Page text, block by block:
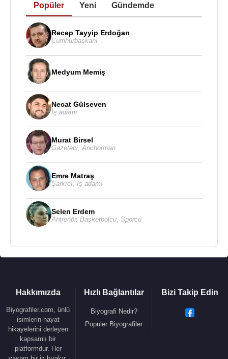
Popüler Yeni Gündemde
Recep Tayyip Erdoğan
Cumhurbaşkanı
Medyum Memiş
Necat Gülseven
İş adamı
Murat Birsel
Gazeteci Anchorman
Emre Matraş
Şarkıcı İş adamı
Selen Erdem
Antrenör, Basketbolcu Sporcu
Hakkımızda
Biyografiler.com, ünlü
isimlerin hayat
hikayelerini derleyen
kapsamlı bir
platformdur. Her
Hızlı Bağlantılar
Biyografi Nedir?
Popüler Biyografiler
Bizi Takip Edin